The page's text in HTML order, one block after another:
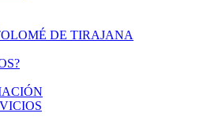
DE TIRAJANA